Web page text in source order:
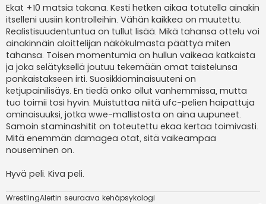
e
s
t
i
Ekat +10 matsia takana. Kesti hetken aikaa totutella ainakin
itselleni uusiin kontrolleihin. Vähän kaikkea on muutettu.
Realistisuudentuntua on tullut lisää. Mikä tahansa ottelu voi
ainakinnäin aloittelijan näkökulmasta päättyä miten
tahansa. Toisen momentumia on hullun vaikeaa katkaista
ja joka selätyksellä joutuu tekemään omat taistelunsa
ponkaistakseen irti. Suosikkiominaisuuteni on
ketjupainilisäys. En tiedä onko ollut vanhemmissa, mutta
tuo toimii tosi hyvin. Muistuttaa niitä ufc-pelien haipattuja
ominaisuuksi, jotka wwe-mallistosta on aina uupuneet.
Samoin staminashitit on toteutettu ekaa kertaa toimivasti.
Mitä enemmän damagea otat, sitä vaikeampaa
nouseminen on.
Hyvä peli. Kiva peli.
WrestlingAlertin seuraava kehäpsykologi